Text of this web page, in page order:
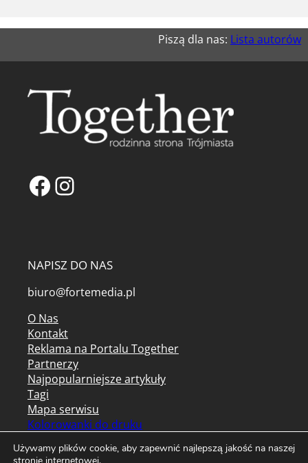
Piszą dla nas: Lista autorów
Facebook
Instagram
NAPISZ DO NAS
biuro@fortemedia.pl
O Nas
Kontakt
Reklama na Portalu Together
Partnerzy
Najpopularniejsze artykuły
Tagi
Mapa serwisu
Kolorowanki do druku
Archiwum czasopism
Używamy plików cookie, aby zapewnić najlepszą jakość na naszej